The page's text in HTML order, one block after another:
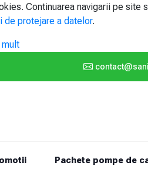
Continuarea navigarii pe site
de protejare a datelor.
mult
Pachete pompe de